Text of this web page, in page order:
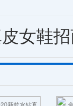
女鞋